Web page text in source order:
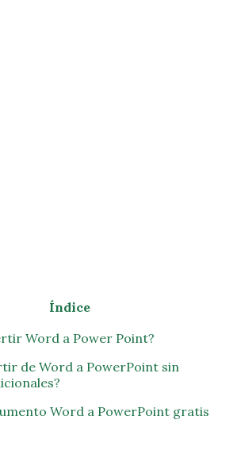
Índice
Word a Power Point?
de Word a PowerPoint sin
Word a PowerPoint gratis